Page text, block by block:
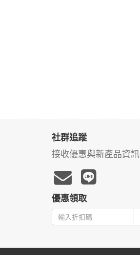
社群追蹤
接收優惠與新產品資訊
優惠領取